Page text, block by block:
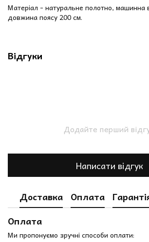
Матеріал - натуральне полотно,
довжина поясу 200 см.
Відгуки
Додайте перший
Написати відгук
Доставка Оплата
Оплата
Ми пропонуємо зручні способи оплати: